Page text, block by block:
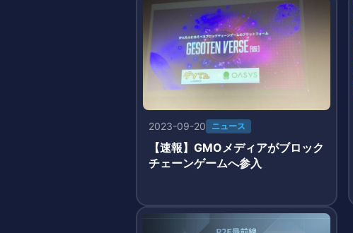
2023-09-20 ニュース
【速報】GMOメディアがブロック
チェーンゲームへ参入